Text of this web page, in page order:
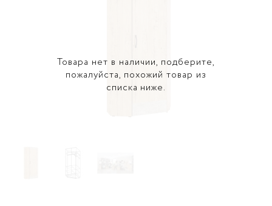
Товара нет в наличии, подберите,
пожалуйста, похожий товар из
списка ниже.